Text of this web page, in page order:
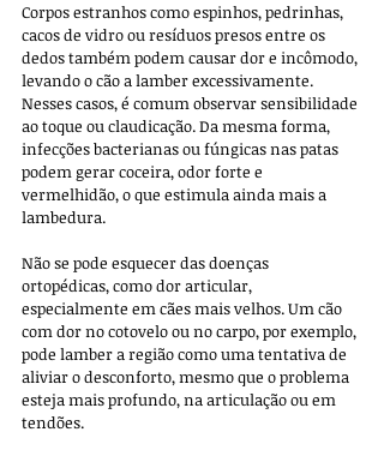
Corpos estranhos como espinhos, pedrinhas,
cacos de vidro ou resíduos presos entre os
dedos também podem causar dor e incômodo,
levando o cão a lamber excessivamente.
Nesses casos, é comum observar sensibilidade
ao toque ou claudicação. Da mesma forma,
infecções bacterianas ou fúngicas nas patas
podem gerar coceira, odor forte e
vermelhidão, o que estimula ainda mais a
lambedura.
Não se pode esquecer das doenças
ortopédicas, como dor articular,
especialmente em cães mais velhos. Um cão
com dor no cotovelo ou no carpo, por exemplo,
pode lamber a região como uma tentativa de
aliviar o desconforto, mesmo que o problema
esteja mais profundo, na articulação ou em
tendões.